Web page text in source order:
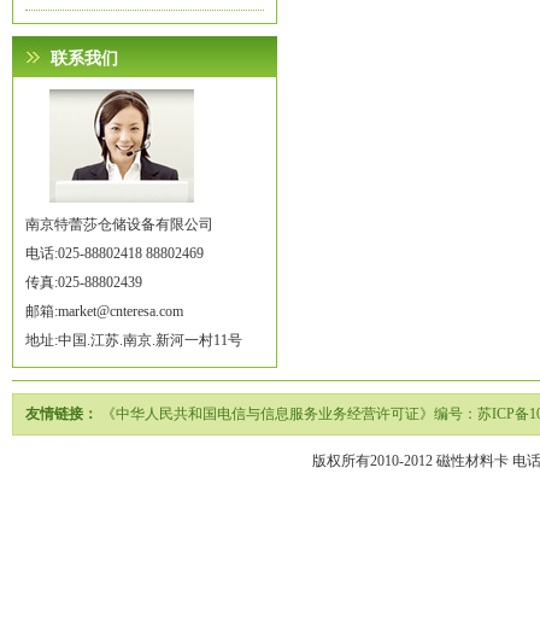
联系我们
南京特蕾莎仓储设备有限公司
电话:025-88802418 88802469
传真:025-88802439
邮箱:market@cnteresa.com
地址:中国.江苏.南京.新河一村11号
友情链接： 《中华人民共和国电信与信息服务业务经营许可证》编号：苏ICP备
版权所有2010-2012 磁性材料卡电话